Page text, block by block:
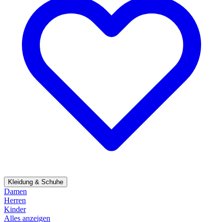
Kleidung & Schuhe
Damen
Herren
Kinder
Alles anzeigen